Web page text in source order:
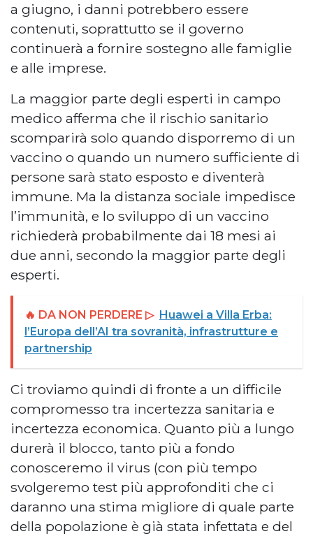
a giugno, i danni potrebbero essere
contenuti, soprattutto se il governo
continuerà a fornire sostegno alle famiglie
e alle imprese.
La maggior parte degli esperti in campo
medico afferma che il rischio sanitario
scomparirà solo quando disporremo di un
vaccino o quando un numero sufficiente di
persone sarà stato esposto e diventerà
immune. Ma la distanza sociale impedisce
l’immunità, e lo sviluppo di un vaccino
richiederà probabilmente dai 18 mesi ai
due anni, secondo la maggior parte degli
esperti.
🔥 DA NON PERDERE ▷ Huawei a Villa Erba:
l’Europa dell’AI tra sovranità, infrastrutture e
partnership
Ci troviamo quindi di fronte a un difficile
compromesso tra incertezza sanitaria e
incertezza economica. Quanto più a lungo
durerà il blocco, tanto più a fondo
conosceremo il virus (con più tempo
svolgeremo test più approfonditi che ci
daranno una stima migliore di quale parte
della popolazione è già stata infettata e del